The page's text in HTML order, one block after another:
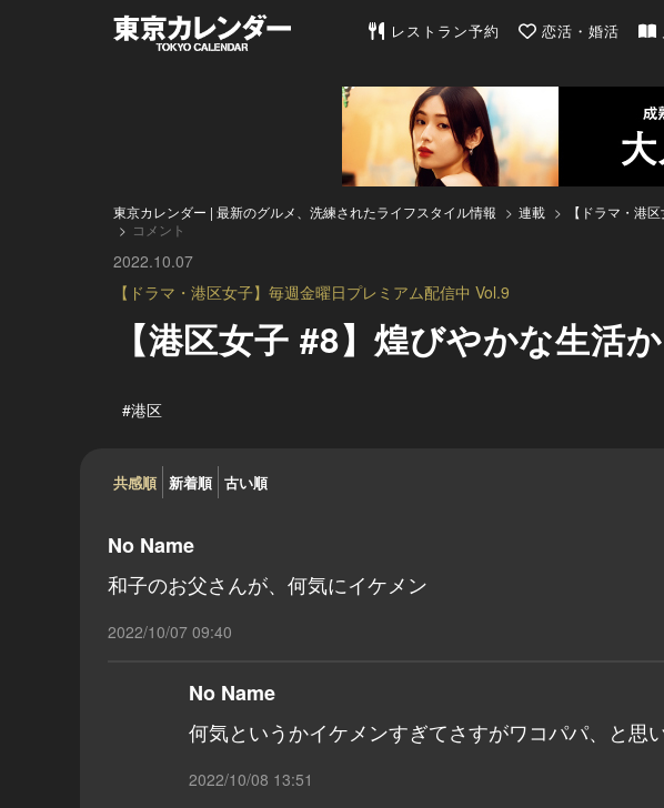
東京カレンダー | 最新のグルメ、洗練
レストラン予約 恋活・婚活
東京カレンダー | 最新のグルメ、洗練されたライフスタイル情報 連載 【ドラマ・港
コメント
2022.10.07
【ドラマ・港区女子】毎週金曜日プレミアム配信中 Vol.9
【港区女子 #8】煌びやかな生活
#港区
共感順 新着順 古い順
No Name
和子のお父さんが、何気にイケメン
2022/10/07 09:40
No Name
何気というかイケメンすぎてさすがワコパパ、と思
2022/10/08 13:51